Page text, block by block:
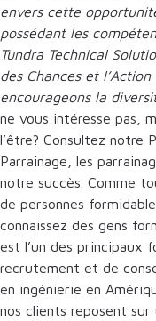
envers cette
possédant les
Tundra Technical
des Chances et
encourageons la
ne vous intéresse pas,
l’être? Consultez notre
Parrainage, les
notre succès. Comme
de personnes
connaissez des gens
est l’un des principaux
recrutement et de
en ingénierie en
nos clients reposent sur